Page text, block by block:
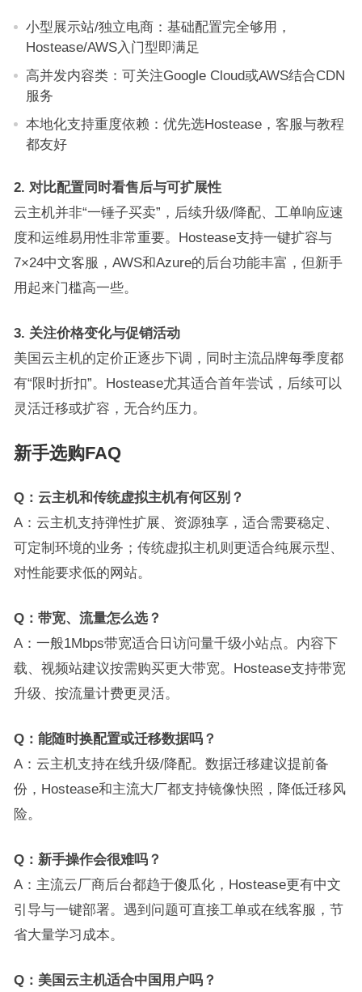
小型展示站/独立电商：基础配置完全够用，
Hostease/AWS入门型即满足
高并发内容类：可关注Google Cloud或AWS结合CDN
服务
本地化支持重度依赖：优先选Hostease，客服与教程
都友好
2. 对比配置同时看售后与可扩展性
云主机并非“一锤子买卖”，后续升级/降配、工单响应速
度和运维易用性非常重要。Hostease支持一键扩容与
7×24中文客服，AWS和Azure的后台功能丰富，但新手
用起来门槛高一些。
3. 关注价格变化与促销活动
美国云主机的定价正逐步下调，同时主流品牌每季度都
有“限时折扣”。Hostease尤其适合首年尝试，后续可以
灵活迁移或扩容，无合约压力。
新手选购FAQ
Q：云主机和传统虚拟主机有何区别？
A：云主机支持弹性扩展、资源独享，适合需要稳定、
可定制环境的业务；传统虚拟主机则更适合纯展示型、
对性能要求低的网站。
Q：带宽、流量怎么选？
A：一般1Mbps带宽适合日访问量千级小站点。内容下
载、视频站建议按需购买更大带宽。Hostease支持带宽
升级、按流量计费更灵活。
Q：能随时换配置或迁移数据吗？
A：云主机支持在线升级/降配。数据迁移建议提前备
份，Hostease和主流大厂都支持镜像快照，降低迁移风
险。
Q：新手操作会很难吗？
A：主流云厂商后台都趋于傻瓜化，Hostease更有中文
引导与一键部署。遇到问题可直接工单或在线客服，节
省大量学习成本。
Q：美国云主机适合中国用户吗？